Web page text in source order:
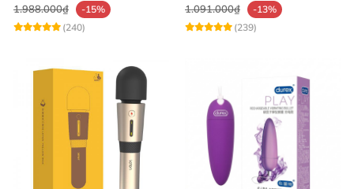
1.988.000₫
-15%
(240)
1.091.000₫
-13%
(239)